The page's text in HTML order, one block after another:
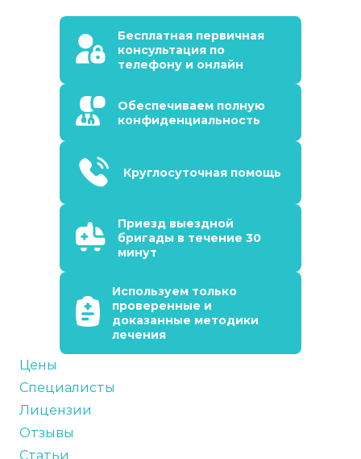
Бесплатная первичная
консультация по
телефону и онлайн
Обеспечиваем полную
конфиденциальность
Круглосуточная помощь
Приезд выездной
бригады в течение 30
минут
Используем только
проверенные и
доказанные методики
лечения
Цены
Специалисты
Лицензии
Отзывы
Статьи